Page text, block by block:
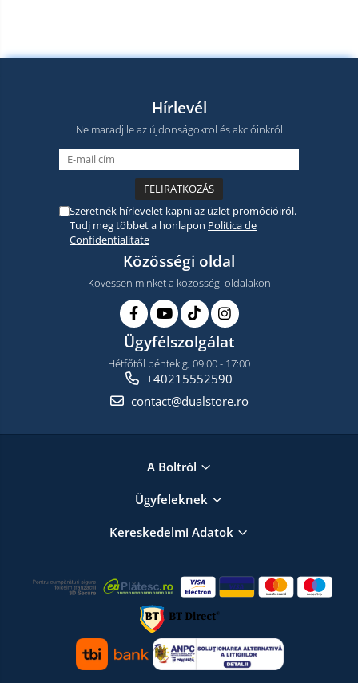
Hírlevél
Ne maradj le az újdonságokrol és akcióinkról
Szeretnék hírlevelet kapni az üzlet promócióiról.
Tudj meg többet a honlapon Politica de
Confidentialitate
Közösségi oldal
Kövessen minket a közösségi oldalakon
Ügyfélszolgálat
Hétfőtől péntekig, 09:00 - 17:00
+40215552590
contact@dualstore.ro
A Boltról
Ügyfeleknek
Kereskedelmi Adatok